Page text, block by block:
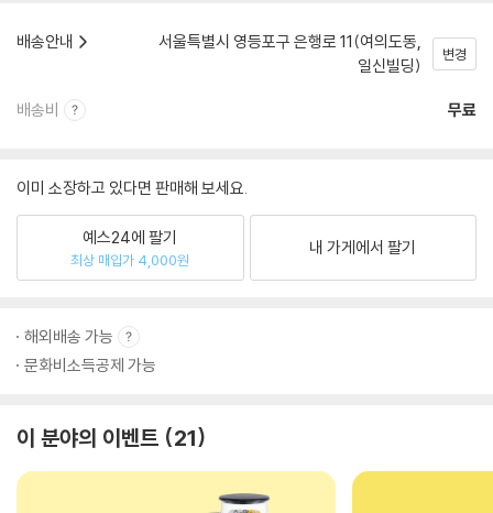
배송안내
서울특별시 영등포구 은행로 11(여의도동,
일신빌딩)
변경
배송비 무료
이미 소장하고 있다면 판매해 보세요.
예스24에 팔기
최상 매입가 4,000원
내 가게에서 팔기
해외배송 가능
문화비소득공제 가능
이 분야의 이벤트 21